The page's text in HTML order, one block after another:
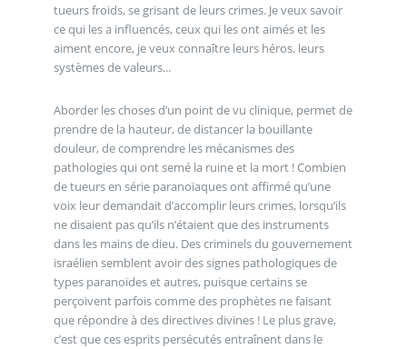
tueurs froids, se grisant de leurs crimes. Je veux savoir
ce qui les a influencés, ceux qui les ont aimés et les
aiment encore, je veux connaître leurs héros, leurs
systèmes de valeurs...
Aborder les choses d’un point de vu clinique, permet de
prendre de la hauteur, de distancer la bouillante
douleur, de comprendre les mécanismes des
pathologies qui ont semé la ruine et la mort ! Combien
de tueurs en série paranoïaques ont affirmé qu’une
voix leur demandait d’accomplir leurs crimes, lorsqu’ils
ne disaient pas qu’ils n’étaient que des instruments
dans les mains de dieu. Des criminels du gouvernement
israélien semblent avoir des signes pathologiques de
types paranoïdes et autres, puisque certains se
perçoivent parfois comme des prophètes ne faisant
que répondre à des directives divines ! Le plus grave,
c’est que ces esprits persécutés entraînent dans le